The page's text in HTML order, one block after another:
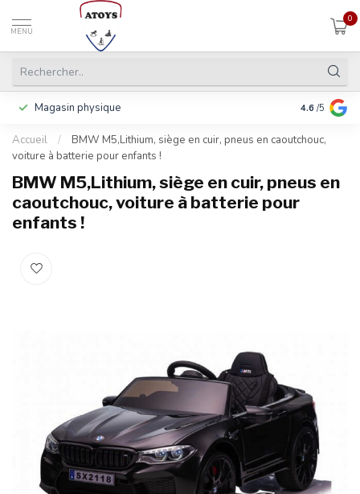
MENU
0
Magasin physique Payer en 3
4.6 /5
Accueil /
BMW M5,Lithium, siège en cuir, pneus en caoutchouc,
voiture à batterie pour enfants !
BMW M5,Lithium, siège en cuir, pneus en
caoutchouc, voiture à batterie pour
enfants !